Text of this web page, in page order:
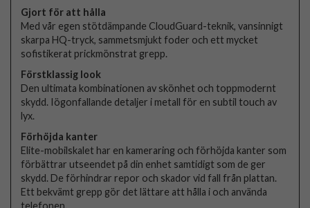
Gjort för att hålla
Med vår egen stötdämpande CloudGuard-teknik, vansinnigt
skarpa HQ-tryck, sammetsmjukt foder och ett mycket
sofistikerat prickmönstrat grepp.
Förstklassig look
Den ultimata kombinationen av skönhet och toppmodernt
skydd. Iögonfallande detaljer i metall för en subtil touch av
lyx.
Förhöjda kanter
Elite-mobilskalet har en kameraring och förhöjda kanter som
förbättrar utseendet på din enhet samtidigt som de ger
skydd. De förhindrar repor och skador vid fall från plattan.
Ett bekvämt grepp gör det lättare att hålla i och använda
telefonen.